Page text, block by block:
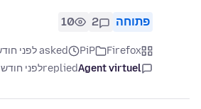
פתוחה 2
10
Firefox
PiP
asked לפני חודש
Agent virtuel
repliedלפני חודש